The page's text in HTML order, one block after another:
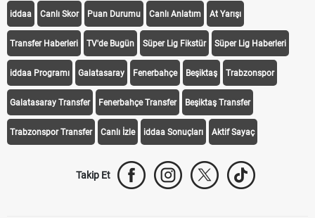
iddaa Canlı Skor Puan Durumu Canlı Anlatım At Yarışı
Transfer Haberleri TV'de Bugün Süper Lig Fikstür Süper Lig Haberleri
iddaa Programı Galatasaray Fenerbahçe Beşiktaş Trabzonspor
Galatasaray Transfer Fenerbahçe Transfer Beşiktaş Transfer
Trabzonspor Transfer Canlı İzle iddaa Sonuçları Aktif Sayaç
Takip Et